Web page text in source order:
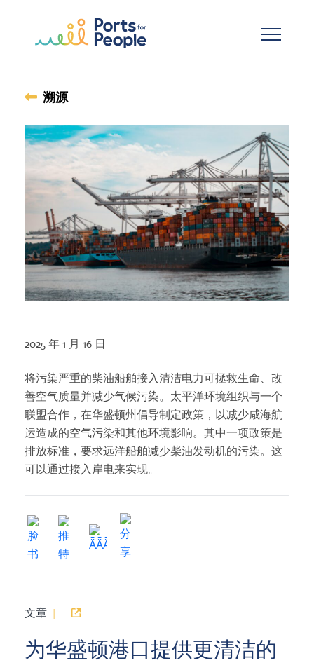
溯源
2025 年 1 月 16 日
将污染严重的柴油船舶接入清洁电力可拯救生命、改
善空气质量并减少气候污染。太平洋环境组织与一个
联盟合作，在华盛顿州倡导制定政策，以减少咸海航
运造成的空气污染和其他环境影响。其中一项政策是
排放标准，要求远洋船舶减少柴油发动机的污染。这
可以通过接入岸电来实现。
文章 |
为华盛顿港口提供更清洁的